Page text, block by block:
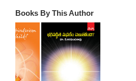
Books By This Author